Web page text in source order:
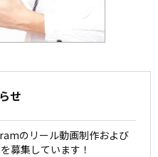
せ
のリール動画制作および
募集しています！